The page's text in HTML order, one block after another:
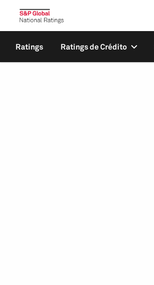
Ratings Ratings de Crédito